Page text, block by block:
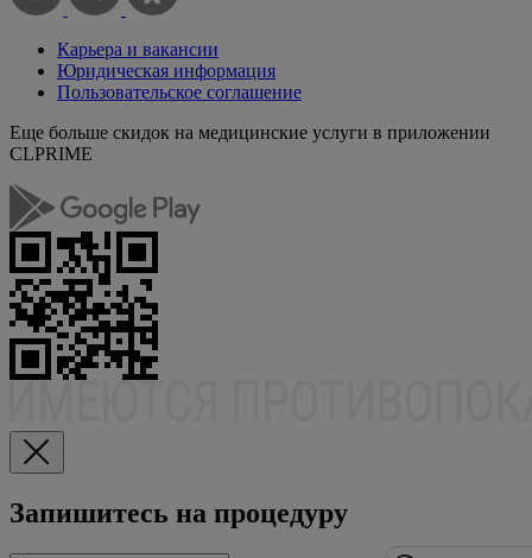
Карьера и вакансии
Юридическая информация
Пользовательское соглашение
Еще больше скидок на медицинские услуги в приложении
CLPRIME
Запишитесь на процедуру